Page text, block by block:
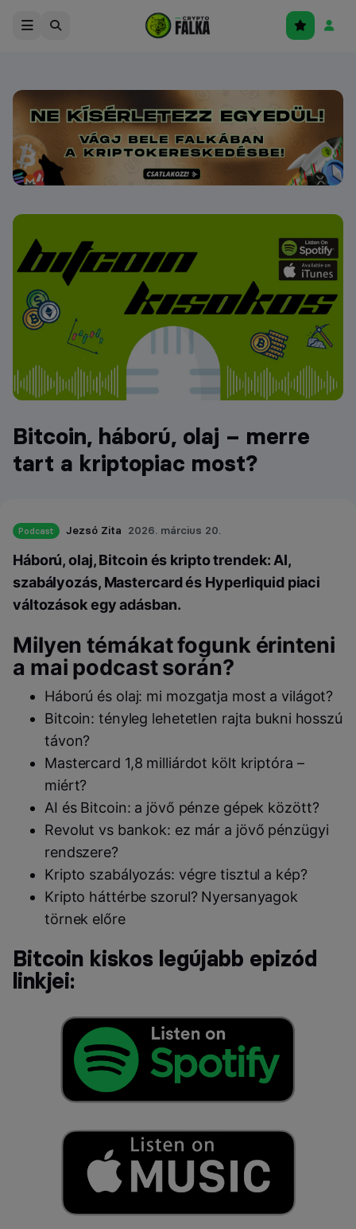
Bitcoin, háború, olaj – merre
tart a kriptopiac most?
Podcast Jezsó Zita 2026. március 20.
Háború, olaj, Bitcoin és kripto trendek: AI,
szabályozás, Mastercard és Hyperliquid piaci
változások egy adásban.
Milyen témákat fogunk érinteni
a mai podcast során?
Háború és olaj: mi mozgatja most a világot?
Bitcoin: tényleg lehetetlen rajta bukni hosszú
távon?
Mastercard 1,8 milliárdot költ kriptóra –
miért?
AI és Bitcoin: a jövő pénze gépek között?
Revolut vs bankok: ez már a jövő pénzügyi
rendszere?
Kripto szabályozás: végre tisztul a kép?
Kripto háttérbe szorul? Nyersanyagok
törnek előre
Bitcoin kiskos legújabb epizód
linkjei: